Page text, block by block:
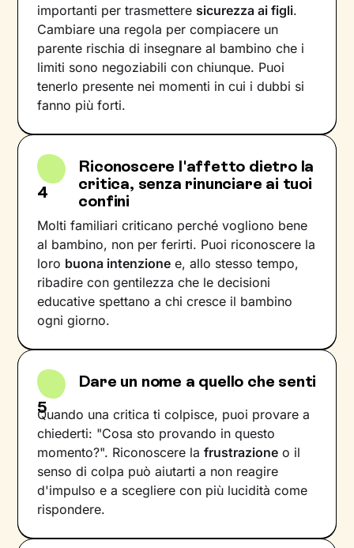
importanti per trasmettere sicurezza ai figli.
Cambiare una regola per compiacere un
parente rischia di insegnare al bambino che i
limiti sono negoziabili con chiunque. Puoi
tenerlo presente nei momenti in cui i dubbi si
fanno più forti.
4
Riconoscere l'affetto dietro la
critica, senza rinunciare ai tuoi
confini
Molti familiari criticano perché vogliono bene
al bambino, non per ferirti. Puoi riconoscere la
loro buona intenzione e, allo stesso tempo,
ribadire con gentilezza che le decisioni
educative spettano a chi cresce il bambino
ogni giorno.
5
Dare un nome a quello che senti
Quando una critica ti colpisce, puoi provare a
chiederti: "Cosa sto provando in questo
momento?". Riconoscere lafrustrazione o il
senso di colpa può aiutarti a non reagire
d'impulso e a scegliere con più lucidità come
rispondere.